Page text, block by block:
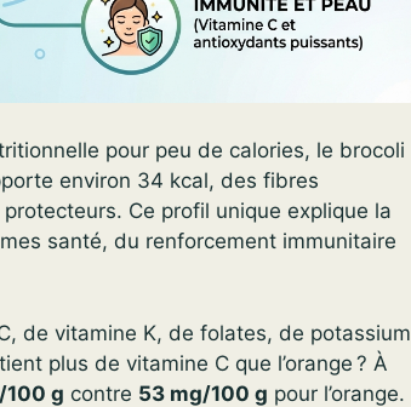
pour peu de calories, le brocoli
environ 34 kcal, des fibres
Ce profil unique explique la
santé, du renforcement immunitaire
de vitamine K, de folates, de potassium
plus de vitamine C que l’orange ? À
100 g contre 53 mg/100 g pour l’orange.